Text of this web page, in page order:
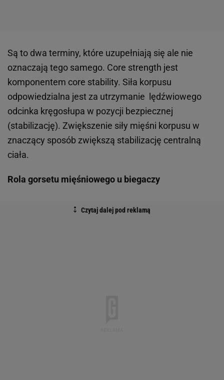
Są to dwa terminy, które uzupełniają się ale nie
oznaczają tego samego. Core strength jest
komponentem core stability. Siła korpusu
odpowiedzialna jest za utrzymanie lędźwiowego
odcinka kręgosłupa w pozycji bezpiecznej
(stabilizację). Zwiększenie siły mięśni korpusu w
znaczący sposób zwiększą stabilizację centralną
ciała.
Rola gorsetu mięśniowego u biegaczy